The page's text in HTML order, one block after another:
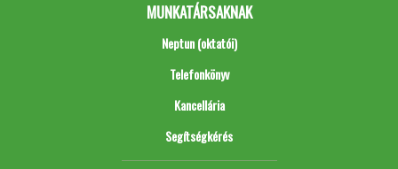
MUNKATÁRSAKNAK
Neptun (oktatói)
Telefonkönyv
Kancellária
Segítségkérés